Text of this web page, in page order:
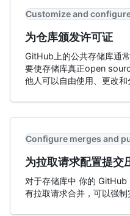
Customize and
为仓库颁发许可证
GitHub上的公共存储库通
要使存储库真正open
他人可以自由使用、更改和
Configure merges and
为拉取请求配置提交
对于存储库中 你的
有拉取请求合并，可以强制